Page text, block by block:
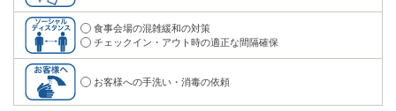
食事会場の混雑緩和の対策
チェックイン・アウト時の適正な間隔確保
お客様への手洗い・消毒の依頼